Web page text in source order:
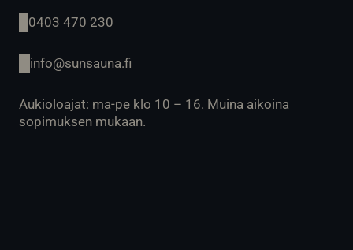
0403 470 230
info@sunsauna.fi
Aukioloajat: ma-pe klo 10 – 16. Muina aikoina
sopimuksen mukaan.